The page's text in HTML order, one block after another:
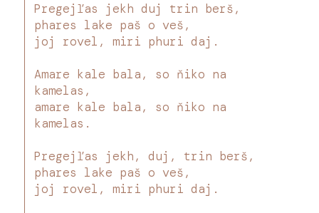
Pregejľas jekh duj trin berš,
phares lake paš o veš,
joj rovel, miri phuri daj.
Amare kale bala, so ňiko na
kamelas,
amare kale bala, so ňiko na
kamelas.
Pregejľas jekh, duj, trin berš,
phares lake paš o veš,
joj rovel, miri phuri daj.